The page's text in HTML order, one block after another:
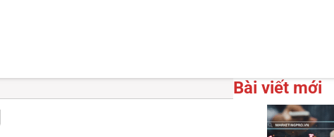
Bài viết mới